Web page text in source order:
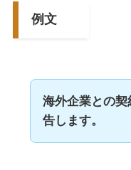
例文
海外企業との
告します。